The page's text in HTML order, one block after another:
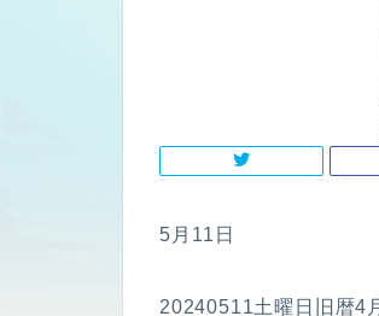
5月11日
20240511土曜日旧暦4